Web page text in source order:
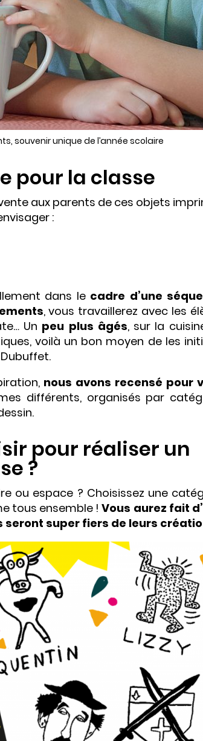
souvenir unique de l’année scolaire
pour la classe
aux parents de ces objets
:
dans le cadre d’une
, vous travaillerez avec les
Un peu plus âgés, sur la
voilà un bon moyen de les
nous avons recensé pour
différents, organisés par
pour réaliser un
?
ou espace ? Choisissez une
tous ensemble !Vous aurez fait
super fiers de leurs